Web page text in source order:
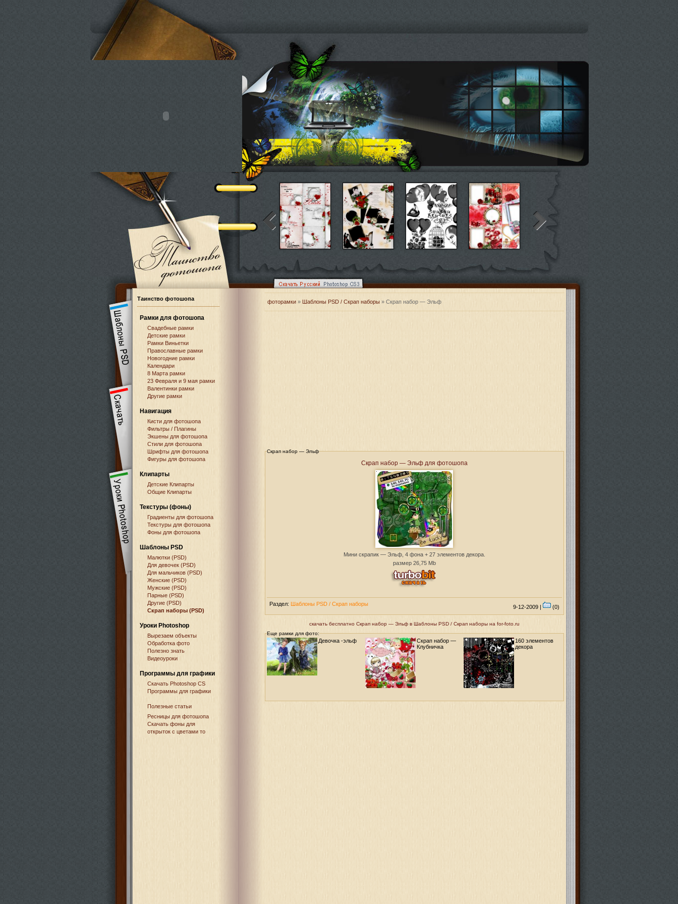
Таинство фотошопа
Рамки для фотошопа
Свадебные рамки
Детские рамки
Рамки Виньетки
Православные рамки
Новогодние рамки
Календари
8 Марта рамки
23 Февраля и 9 мая рамки
Валентинки рамки
Другие рамки
Навигация
Кисти для фотошопа
Фильтры / Плагины
Экшены для фотошопа
Стили для фотошопа
Шрифты для фотошопа
Фигуры для фотошопа
Клипарты
Детские Клипарты
Общие Клипарты
Текстуры (фоны)
Градиенты для фотошопа
Текстуры для фотошопа
Фоны для фотошопа
Шаблоны PSD
Малютки (PSD)
Для девочек (PSD)
Для мальчиков (PSD)
Женские (PSD)
Мужские (PSD)
Парные (PSD)
Другие (PSD)
Скрап наборы (PSD)
Уроки Photoshop
Вырезаем объекты
Обработка фото
Полезно знать
Видеоуроки
Программы для графики
Cкачать Photoshop CS
Программы для графики
Полезные статьи
Ресницы для фотошопа
Скачать фоны для
открыток с цветами то
фоторамки» Шаблоны PSD / Скрап наборы» Скрап набор — Эльф
Скрап набор — Эльф
Скрап набор — Эльф для фотошопа
Мини скрапик — Эльф, 4 фона + 27 элементов декора.
размер 26,75 Mb
Раздел: Шаблоны PSD / Скрап наборы 9-12-2009 | (0)
скачать бесплатно Скрап набор — Эльф в Шаблоны PSD / Скрап наборы на for-foto.ru
Еще рамки для фото:
Девочка -эльф
Скрап набор —
Клубничка
160 элементов
декора